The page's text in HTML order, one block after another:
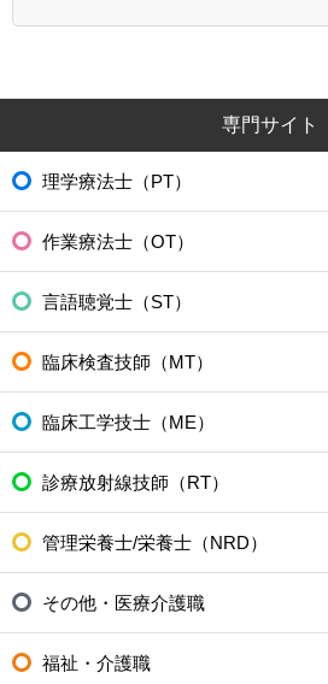
専門サイト
理学療法士（PT）
作業療法士（OT）
言語聴覚士（ST）
臨床検査技師（MT）
臨床工学技士（ME）
診療放射線技師（RT）
管理栄養士/栄養士（NRD）
その他・医療介護職
福祉・介護職